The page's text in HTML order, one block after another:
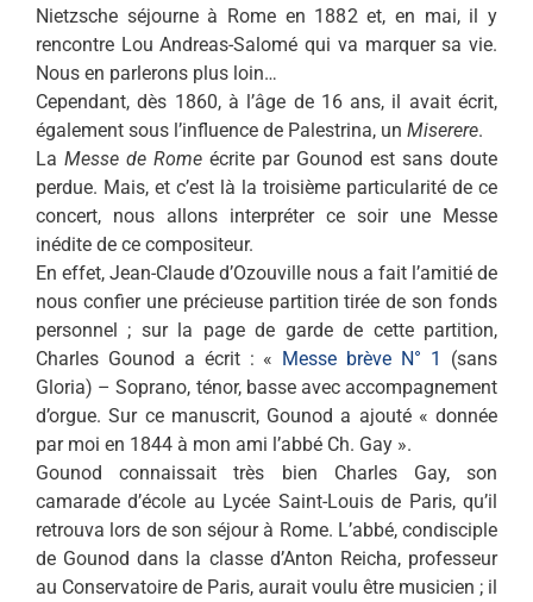
Nietzsche séjourne à Rome en 1882 et, en mai, il y
rencontre Lou Andreas-Salomé qui va marquer sa vie.
Nous en parlerons plus loin…
Cependant, dès 1860, à l’âge de 16 ans, il avait écrit,
également sous l’influence de Palestrina, un Miserere.
La Messe de Rome écrite par Gounod est sans doute
perdue. Mais, et c’est là la troisième particularité de ce
concert, nous allons interpréter ce soir une Messe
inédite de ce compositeur.
En effet, Jean-Claude d’Ozouville nous a fait l’amitié de
nous confier une précieuse partition tirée de son fonds
personnel ; sur la page de garde de cette partition,
Charles Gounod a écrit : « Messe brève N° 1
(sans
Gloria) – Soprano, ténor, basse avec accompagnement
d’orgue. Sur ce manuscrit, Gounod a ajouté « donnée
par moi en 1844 à mon ami l’abbé Ch. Gay ».
Gounod connaissait très bien Charles Gay, son
camarade d’école au Lycée Saint-Louis de Paris, qu’il
retrouva lors de son séjour à Rome. L’abbé, condisciple
de Gounod dans la classe d’Anton Reicha, professeur
au Conservatoire de Paris, aurait voulu être musicien ; il